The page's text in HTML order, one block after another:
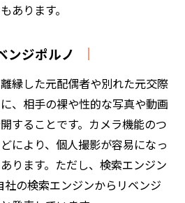
あります。
ンジポルノ
縁した元配偶者や別れた元交際
、相手の裸や性的な写真や動画
することです。カメラ機能のつ
により、個人撮影が容易になっ
ります。ただし、検索エンジン
の検索エンジンからリベンジ